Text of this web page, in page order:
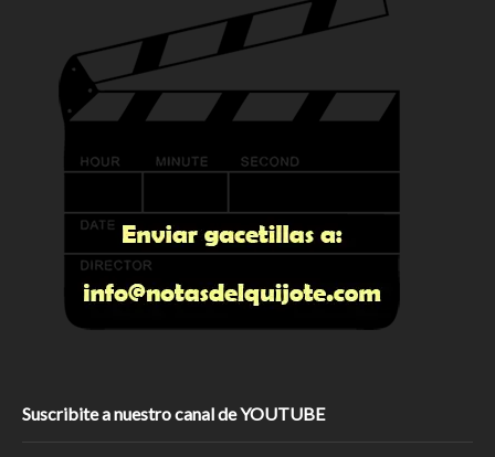
Suscribite a nuestro canal de YOUTUBE